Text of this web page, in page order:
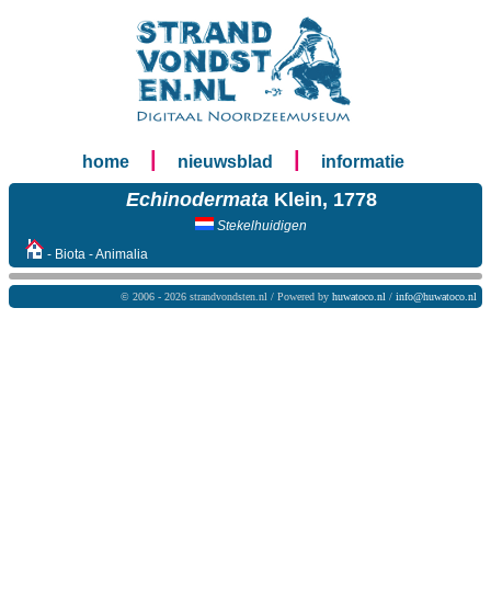
home nieuwsblad informatie
EchinodermataKlein, 1778
Stekelhuidigen
- Biota - Animalia
© 2006 - 2026 strandvondsten.nl / Powered by huwatoco.nl / info@huwatoco.nl